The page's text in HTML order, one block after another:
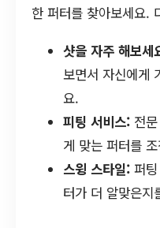
한 퍼터를 찾아보세요.
샷을 자주 해보세
보면서 자신에게
요.
피팅 서비스: 전
게 맞는 퍼터를
스윙 스타일: 퍼
터가 더 알맞은지